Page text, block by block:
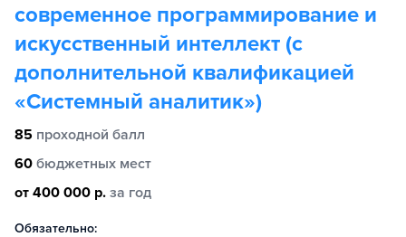
современное программирование и
искусственный интеллект (с
дополнительной квалификацией
«Системный аналитик»)
85 проходной балл
60 бюджетных мест
от 400 000 р. за год
Обязательно: